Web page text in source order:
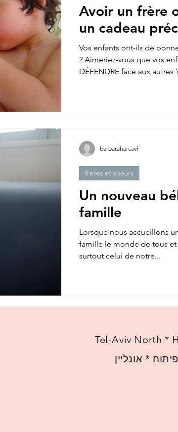
Avoir un frère
un cadeau
Vos enfants ont-ils de
? Aimeriez-vous que vos
DÉFENDRE face aux autres
Un nouveau
famille
Lorsque nous accueillons
famille le monde de tous
surtout celui de notre...
freres et soeurs
barbaraharcavi
Tel-Aviv North *
* אונליין